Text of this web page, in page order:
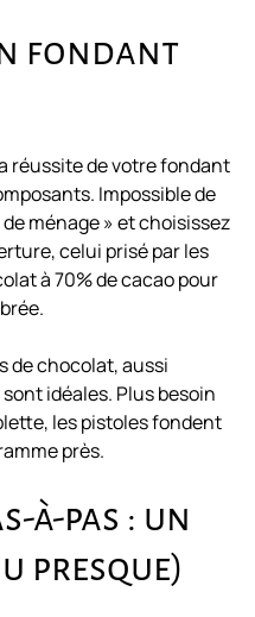
fondant
réussite de votre fondant
Impossible de
ménage » et choisissez
celui prisé par les
à 70%de cacao pour
de chocolat, aussi
idéales. Plus besoin
les pistoles fondent
près.
à-pas : un
presque)